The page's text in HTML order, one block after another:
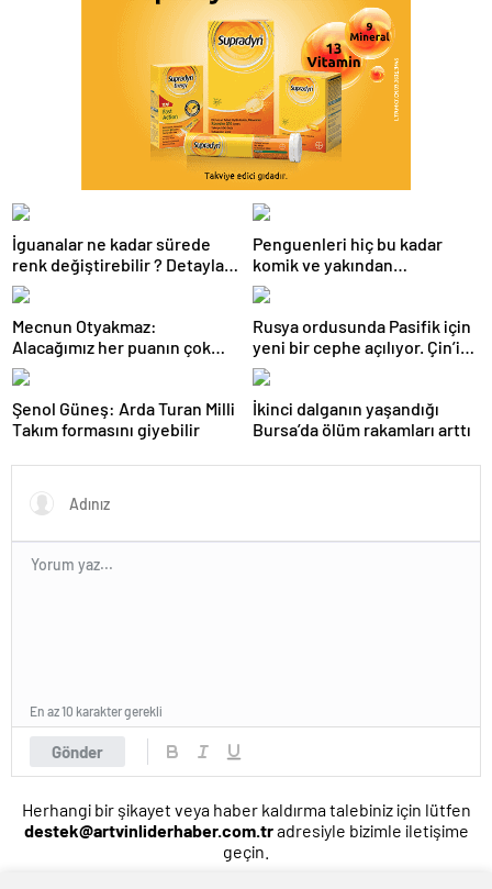
İguanalar ne kadar sürede
renk değiştirebilir ? Detaylar
burada…
Penguenleri hiç bu kadar
komik ve yakından
görmemiştiniz
Mecnun Otyakmaz:
Alacağımız her puanın çok
önemi var
Rusya ordusunda Pasifik için
yeni bir cephe açılıyor. Çin’in
ilk tepkisi!
Şenol Güneş: Arda Turan Milli
Takım formasını giyebilir
İkinci dalganın yaşandığı
Bursa’da ölüm rakamları arttı
Gönder
En az 10 karakter gerekli
Herhangi bir şikayet veya haber kaldırma talebiniz için lütfen
destek@artvinliderhaber.com.tradresiyle bizimle iletişime
geçin.